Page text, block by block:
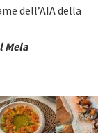
dell’AIA della
Mela